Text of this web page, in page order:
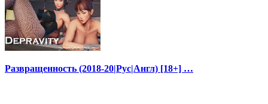
Развращенность (2018-20|Рус|Англ) [18+] …